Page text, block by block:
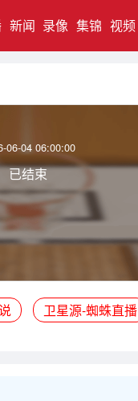
新闻 录像 集锦 视频
06-04 06:00:00
已结束
卫星源-蜘蛛直播